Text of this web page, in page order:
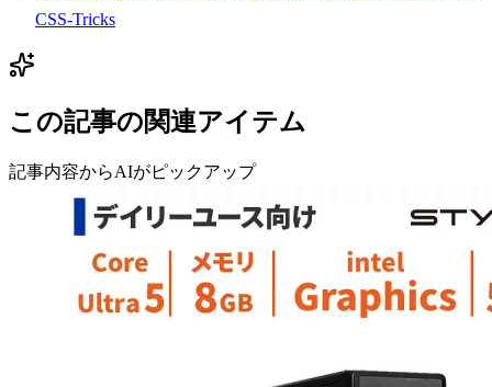
CSS-Tricks
この記事の関連アイテム
記事内容からAIがピックアップ